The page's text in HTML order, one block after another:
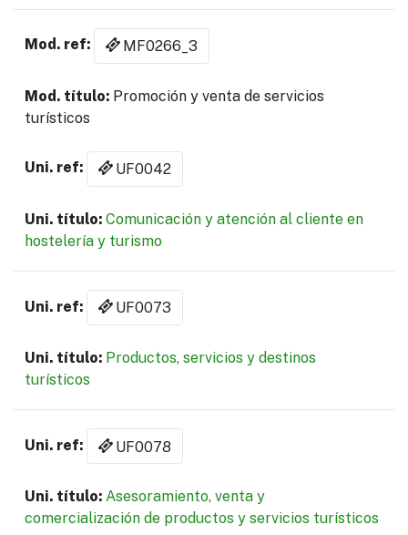
MF0266_3
Promoción y venta de servicios
turísticos
UF0042
Comunicación y atención al cliente en
hostelería y turismo
UF0073
Productos, servicios y destinos
turísticos
UF0078
Asesoramiento, venta y
comercialización de productos y servicios turísticos